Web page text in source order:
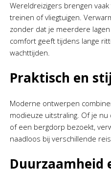
Wereldreizigers brengen
treinen of vliegtuigen.
zonder dat je meerdere
comfort geeft tijdens lange
wachttijden.
Praktisch en
Moderne ontwerpen
modieuze uitstraling. Of je
of een bergdorp bezoekt,
naadloos bij verschillende
Duurzaamheid